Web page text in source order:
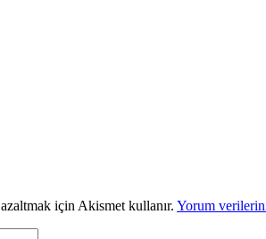
için Akismet kullanır. Yorum